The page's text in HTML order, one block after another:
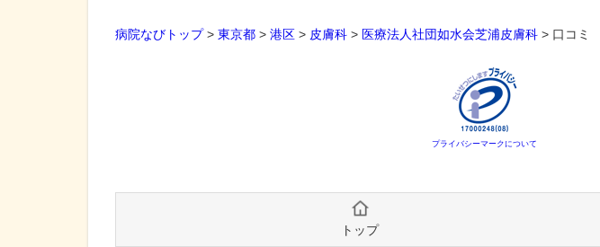
病院なびトップ> 東京都 > 港区 > 皮膚科 > 医療法人社団如水会芝浦皮膚科 > 口コミ
プライバシーマークについて
トップ